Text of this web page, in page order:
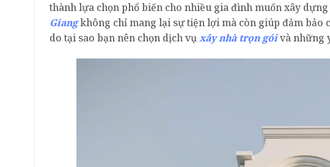
thành lựa chọn phổ biến cho nhiều gia đình muốn xây
Giangkhông chỉ mang lại sự tiện lợi mà còn giúp đảm bảo
do tại sao bạn nên chọn dịch vụxây nhà trọn góivà những